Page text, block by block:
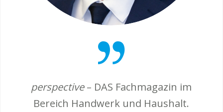
perspective– DAS Fachmagazin im
Bereich Handwerk und Haushalt.